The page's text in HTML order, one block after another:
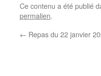
Ce contenu a été publié
permalien.
← Repas du 22 janvier